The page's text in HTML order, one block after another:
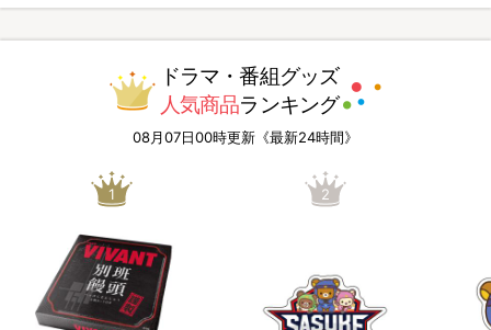
ドラマ・番組グッズ
人気商品ランキング
08月07日00時更新《最新24時間》
1 2